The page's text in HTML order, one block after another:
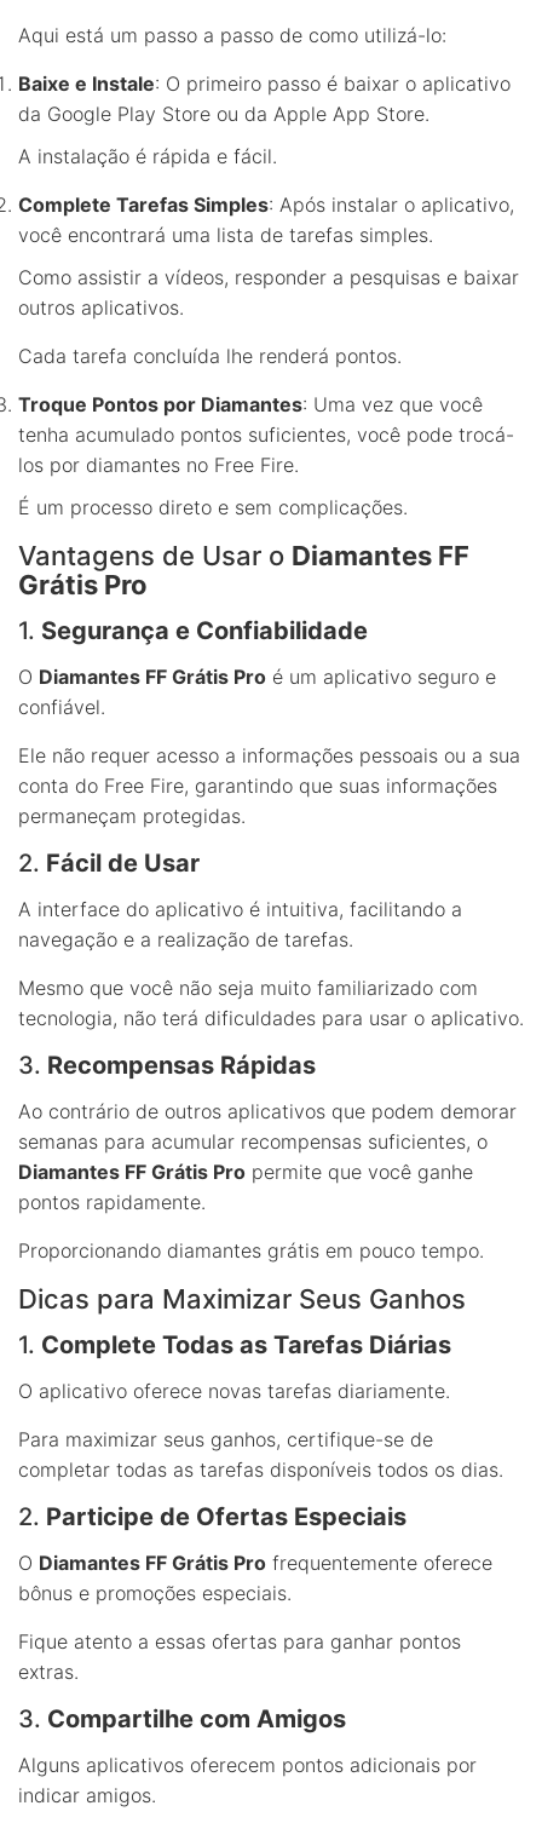
Aqui está um passo a passo de como utilizá-lo:
Baixe e Instale: O primeiro passo é baixar o aplicativo
da Google Play Store ou da Apple App Store.
A instalação é rápida e fácil.
Complete Tarefas Simples: Após instalar o aplicativo,
você encontrará uma lista de tarefas simples.
Como assistir a vídeos, responder a pesquisas e baixar
outros aplicativos.
Cada tarefa concluída lhe renderá pontos.
Troque Pontos por Diamantes: Uma vez que você
tenha acumulado pontos suficientes, você pode trocá-
los por diamantes no Free Fire.
É um processo direto e sem complicações.
Vantagens de Usar o Diamantes FF
Grátis Pro
1. Segurança e Confiabilidade
O Diamantes FF Grátis Pro é um aplicativo seguro e
confiável.
Ele não requer acesso a informações pessoais ou a sua
conta do Free Fire, garantindo que suas informações
permaneçam protegidas.
2. Fácil de Usar
A interface do aplicativo é intuitiva, facilitando a
navegação e a realização de tarefas.
Mesmo que você não seja muito familiarizado com
tecnologia, não terá dificuldades para usar o aplicativo.
3. Recompensas Rápidas
Ao contrário de outros aplicativos que podem demorar
semanas para acumular recompensas suficientes, o
Diamantes FF Grátis Pro permite que você ganhe
pontos rapidamente.
Proporcionando diamantes grátis em pouco tempo.
Dicas para Maximizar Seus Ganhos
1. Complete Todas as Tarefas Diárias
O aplicativo oferece novas tarefas diariamente.
Para maximizar seus ganhos, certifique-se de
completar todas as tarefas disponíveis todos os dias.
2. Participe de Ofertas Especiais
O Diamantes FF Grátis Pro frequentemente oferece
bônus e promoções especiais.
Fique atento a essas ofertas para ganhar pontos
extras.
3. Compartilhe com Amigos
Alguns aplicativos oferecem pontos adicionais por
indicar amigos.